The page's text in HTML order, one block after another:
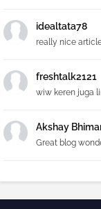
idealtata78
really nice
freshtalk2121
wiw keren juga
Akshay
Great blog